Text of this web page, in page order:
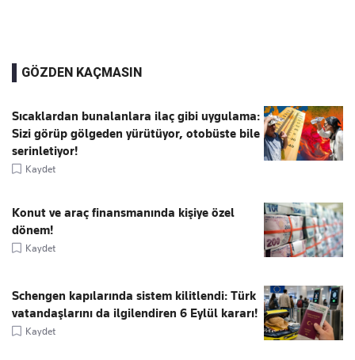
GÖZDEN KAÇMASIN
Sıcaklardan bunalanlara ilaç gibi uygulama:
Sizi görüp gölgeden yürütüyor, otobüste bile
serinletiyor!
Kaydet
Konut ve araç finansmanında kişiye özel
dönem!
Kaydet
Schengen kapılarında sistem kilitlendi: Türk
vatandaşlarını da ilgilendiren 6 Eylül kararı!
Kaydet